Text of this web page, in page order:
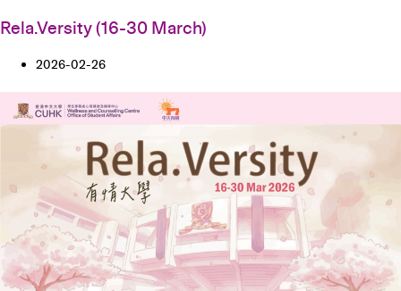
Rela.Versity (16-30 March)
2026-02-26